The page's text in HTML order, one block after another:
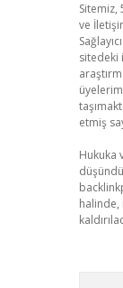
Sitemiz,
ve
sitedeki
etmiş
Hukuka
halinde,